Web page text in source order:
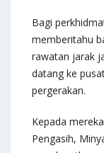
Bagi
memberitahu
rawatan jarak
datang ke
pergerakan.
Kepada
Pengasih,